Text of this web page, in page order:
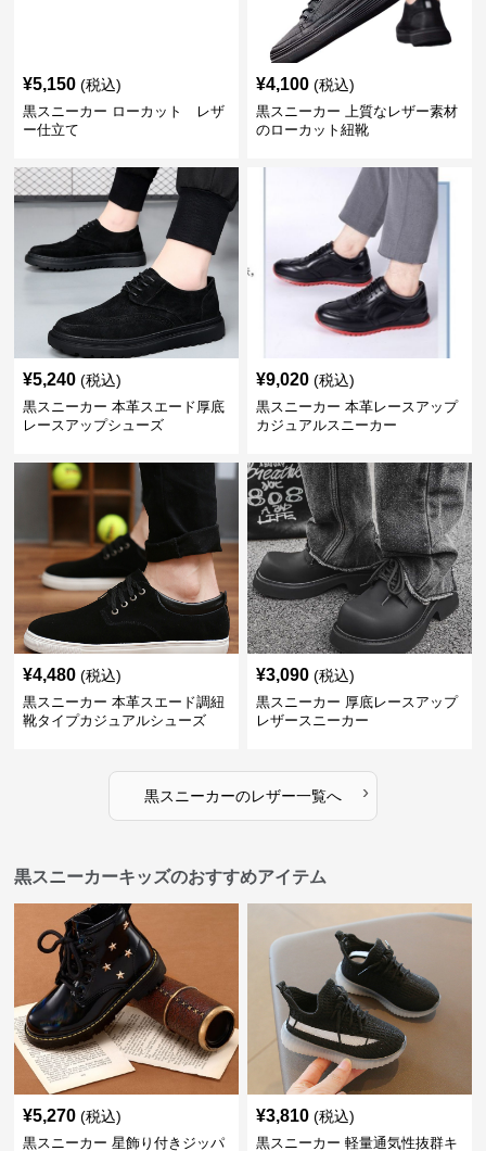
¥5,150 (税込)
黒スニーカー ローカット レザ
ー仕立て
¥4,100 (税込)
黒スニーカー 上質なレザー素材
のローカット紐靴
¥5,240 (税込)
黒スニーカー 本革スエード厚底
レースアップシューズ
¥9,020 (税込)
黒スニーカー 本革レースアップ
カジュアルスニーカー
¥4,480 (税込)
黒スニーカー 本革スエード調紐
靴タイプカジュアルシューズ
¥3,090 (税込)
黒スニーカー 厚底レースアップ
レザースニーカー
黒スニーカーのレザー一覧へ ›
黒スニーカーキッズのおすすめアイテム
¥5,270 (税込)
黒スニーカー 星飾り付きジッパ
¥3,810 (税込)
黒スニーカー 軽量通気性抜群キ